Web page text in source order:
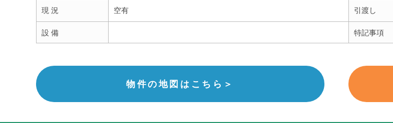
現 況 空有 引渡し
設 備 特記事項
物件の地図はこちら＞